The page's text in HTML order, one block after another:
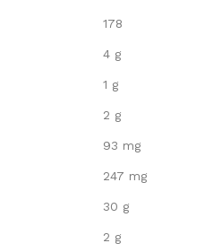
178
4 g
1 g
2 g
93 mg
247 mg
30 g
2 g